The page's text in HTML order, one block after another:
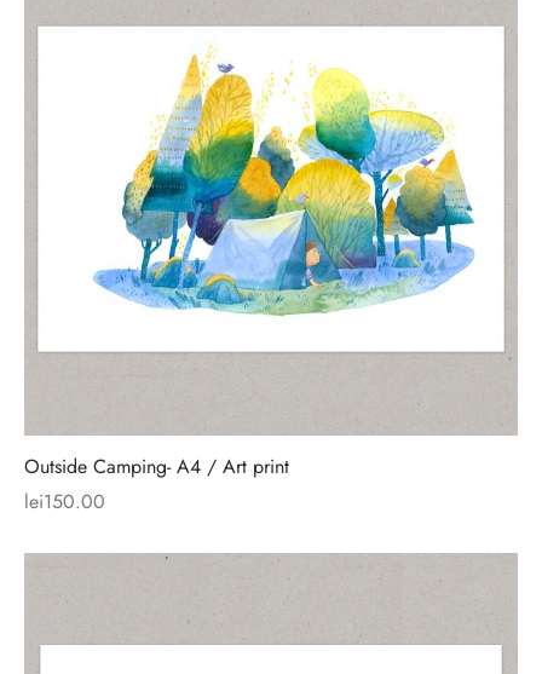
Outside Camping- A4 / Art print
lei150.00